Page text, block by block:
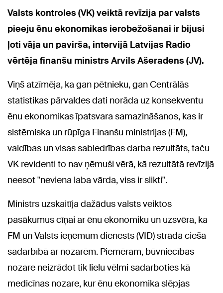
Valsts kontroles (VK) veiktā revīzija par valsts
pieeju ēnu ekonomikas ierobežošanai ir bijusi
ļoti vāja un pavirša, intervijā Latvijas Radio
vērtēja finanšu ministrs Arvils Ašeradens (JV).
Viņš atzīmēja, ka gan pētnieku, gan Centrālās
statistikas pārvaldes dati norāda uz konsekventu
ēnu ekonomikas īpatsvara samazināšanos, kas ir
sistēmiska un rūpīga Finanšu ministrijas (FM),
valdības un visas sabiedrības darba rezultāts, taču
VK revidenti to nav ņēmuši vērā, kā rezultātā revīzijā
neesot "neviena laba vārda, viss ir slikti".
Ministrs uzskaitīja dažādus valsts veiktos
pasākumus cīņai ar ēnu ekonomiku un uzsvēra, ka
FM un Valsts ieņēmum dienests (VID) strādā ciešā
sadarbībā ar nozarēm. Piemēram, būvniecības
nozare neizrādot tik lielu vēlmi sadarboties kā
medicīnas nozare, kur ēnu ekonomika slēpjas